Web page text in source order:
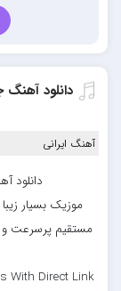
دانلود
آهنگ ایرانی
دانلود
موزیک بسیار
مستقیم پرسرعت و
With Direct Link